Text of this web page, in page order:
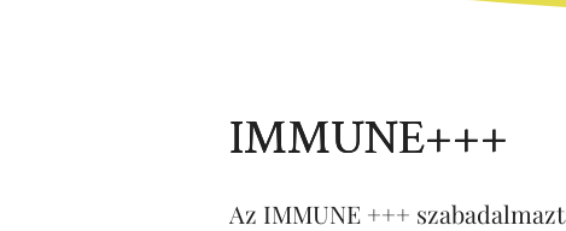
IMMUNE+++
Az IMMUNE +++